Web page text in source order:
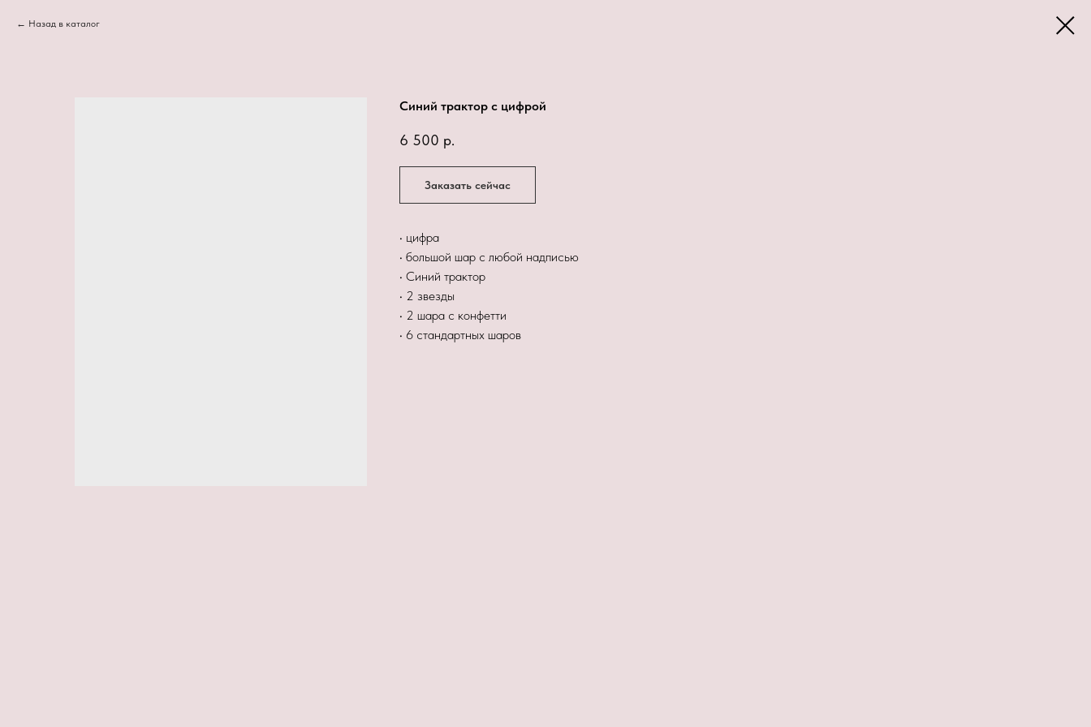
Назад в каталог
Синий трактор с цифрой
6 500 р.
Заказать сейчас
• цифра
• большой шар с любой надписью
• Синий трактор
• 2 звезды
• 2 шара с конфетти
• 6 стандартных шаров